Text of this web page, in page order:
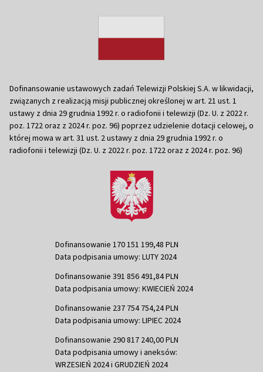
Dofinansowanie ustawowych zadań Telewizji Polskiej S.A. w likwidacji,
związanych z realizacją misji publicznej określonej w art. 21 ust. 1
ustawy z dnia 29 grudnia 1992 r. o radiofonii i telewizji (Dz. U. z 2022 r.
poz. 1722 oraz z 2024 r. poz. 96) poprzez udzielenie dotacji celowej, o
której mowa w art. 31 ust. 2 ustawy z dnia 29 grudnia 1992 r. o
radiofonii i telewizji (Dz. U. z 2022 r. poz. 1722 oraz z 2024 r. poz. 96)
Dofinansowanie 170 151 199,48 PLN
Data podpisania umowy: LUTY 2024
Dofinansowanie 391 856 491,84 PLN
Data podpisania umowy: KWIECIEŃ 2024
Dofinansowanie 237 754 754,24 PLN
Data podpisania umowy: LIPIEC 2024
Dofinansowanie 290 817 240,00 PLN
Data podpisania umowy i aneksów:
WRZESIEŃ 2024 i GRUDZIEŃ 2024